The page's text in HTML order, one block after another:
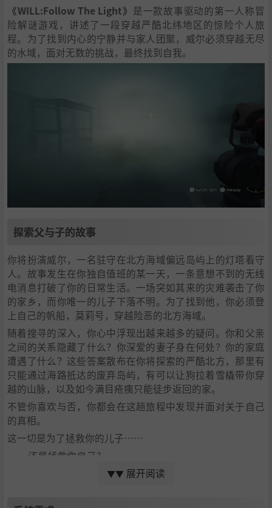
《WILL:Follow The Light》 是一款故事驱动的第一人称冒
险解谜游戏，讲述了一段穿越严酷北纬地区的惊险个人旅
程。为了找到内心的宁静并与家人团聚，威尔必须穿越无尽
的水域，面对无数的挑战，最终找到自我。
探索父与子的故事
你将扮演威尔，一名驻守在北方海域偏远岛屿上的灯塔看守
人。故事发生在你独自值班的某一天，一条意想不到的无线
电消息打破了你的日常生活。一场突如其来的灾难袭击了你
的家乡，而你唯一的儿子下落不明。为了找到他，你必须登
上自己的帆船，莫莉号，穿越险恶的北方海域。
随着搜寻的深入，你心中浮现出越来越多的疑问。你和父亲
之间的关系隐藏了什么？你深爱的妻子身在何处？你的家庭
遭遇了什么？这些答案散布在你将探索的严酷北方，那里有
只能通过海路抵达的废弃岛屿，有可以让狗拉着雪橇带你穿
越的山脉，以及如今满目疮痍只能徒步返回的家。
不管你喜欢与否，你都会在这趟旅程中发现并面对关于自己
的真相。
这一切是为了拯救你的儿子……
……还是拯救你自己？
▼▼ 展开阅读